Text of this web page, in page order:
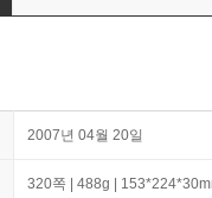
2007년 04월 20일
320쪽 | 488g |